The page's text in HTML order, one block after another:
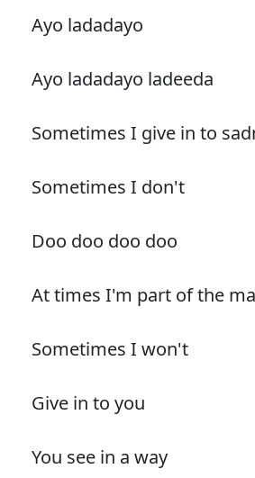
Ayo ladadayo
Ayo ladadayo ladeeda
Sometimes I give in to
Sometimes I don't
Doo doo doo doo
At times I'm part of the
Sometimes I won't
Give in to you
You see in a way